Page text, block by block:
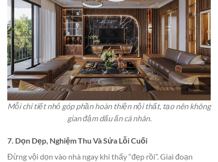
Mỗi chi tiết nhỏ góp phần hoàn thiện nội thất, tạo nên không
gian đậm dấu ấn cá nhân.
7. Dọn Dẹp, Nghiệm Thu Và Sửa Lỗi Cuối
Đừng vội dọn vào nhà ngay khi thấy “đẹp rồi”. Giai đoạn